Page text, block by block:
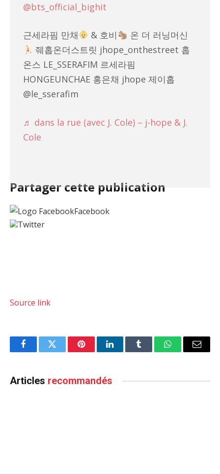
@bts_official_bighit
근세라핌 만채 & 호비
온 더 러닝머신
줴홉온더스트릿 jhope_onthestreet 홉
온스 LE_SSERAFIM 르세라핌
HONGEUNCHAE 홍은채 jhope 제이홉
@le_sserafim
♬ dans la rue (avec J. Cole) – j-hope & J.
Cole
Partager cette publication
Facebook
Twitter
Source link
FacebookTwitter PinterestLinkedInTumblr WhatsAppEmail
Articles recommandés